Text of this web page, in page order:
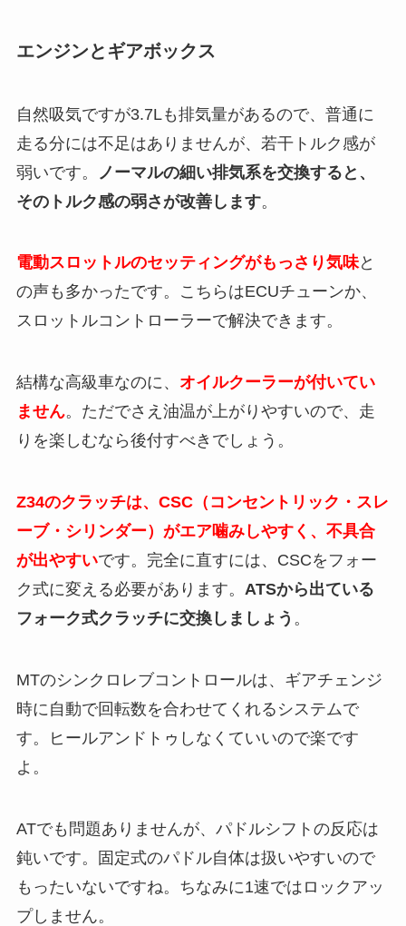
エンジンとギアボックス
自然吸気ですが3.7Lも排気量があるので、普通に
走る分には不足はありませんが、若干トルク感が
弱いです。
ノーマルの細い排気系を交換すると、
そのトルク感の弱さが改善します。
電動スロットルのセッティングがもっさり気味と
の声も多かったです。こちらはECUチューンか、
スロットルコントローラーで解決できます。
結構な高級車なのに、 オイルクーラーが付いてい
ません。ただでさえ油温が上がりやすいので、走
りを楽しむなら後付すべきでしょう。
Z34のクラッチは、CSC（コンセントリック・スレ
ーブ・シリンダー）がエア噛みしやすく、不具合
が出やすいです。完全に直すには、CSCをフォー
ク式に変える必要があります。 ATSから出ている
フォーク式クラッチに交換しましょう 。
MTのシンクロレブコントロールは、ギアチェンジ
時に自動で回転数を合わせてくれるシステムで
す。ヒールアンドトゥしなくていいので楽です
よ。
ATでも問題ありませんが、パドルシフトの反応は
鈍いです。固定式のパドル自体は扱いやすいので
もったいないですね。ちなみに1速ではロックアッ
プしません。